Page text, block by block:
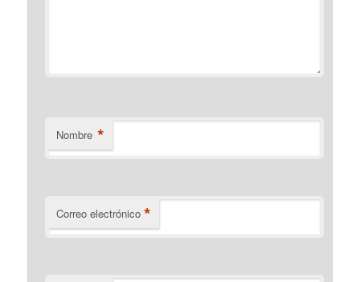
Nombre *
Correo electrónico *